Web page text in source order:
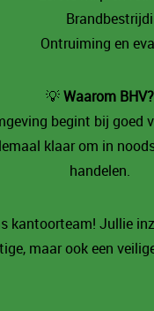
Ontruiming en
💡Waarom BHV?
begint bij goed
klaar om in
handelen.
kantoorteam! Jullie
maar ook een